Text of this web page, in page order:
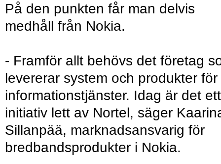
På den punkten får man delvis
medhåll från Nokia.
- Framför allt behövs det företag
levererar system och produkter för
informationstjänster. Idag är det ett
initiativ lett av Nortel, säger
Sillanpää, marknadsansvarig för
bredbandsprodukter i Nokia.